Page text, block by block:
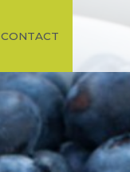
CONTACT